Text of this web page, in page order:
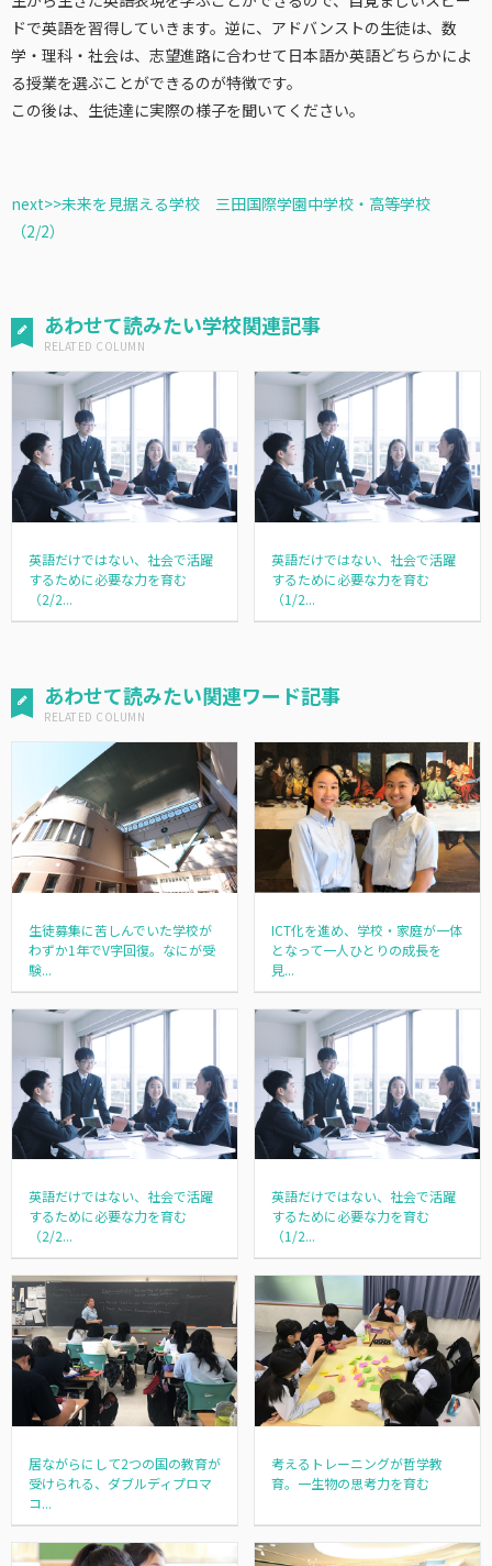
ドで英語を習得していきます。逆に、アドバンストの生徒は、数
学・理科・社会は、志望進路に合わせて日本語か英語どちらかによ
る授業を選ぶことができるのが特徴です。
この後は、生徒達に実際の様子を聞いてください。
next>>未来を見据える学校 三田国際学園中学校・高等学校
（2/2）
あわせて読みたい学校関連記事
英語だけではない、社会で活躍
するために必要な力を育む
（2/2...
英語だけではない、社会で活躍
するために必要な力を育む
（1/2...
あわせて読みたい関連ワード記事
生徒募集に苦しんでいた学校が
わずか1年でV字回復。なにが受
験...
ICT化を進め、学校・家庭が一体
となって一人ひとりの成長を
見...
英語だけではない、社会で活躍
するために必要な力を育む
（2/2...
英語だけではない、社会で活躍
するために必要な力を育む
（1/2...
居ながらにして2つの国の教育が
受けられる、ダブルディプロマ
コ...
考えるトレーニングが哲学教
育。一生物の思考力を育む